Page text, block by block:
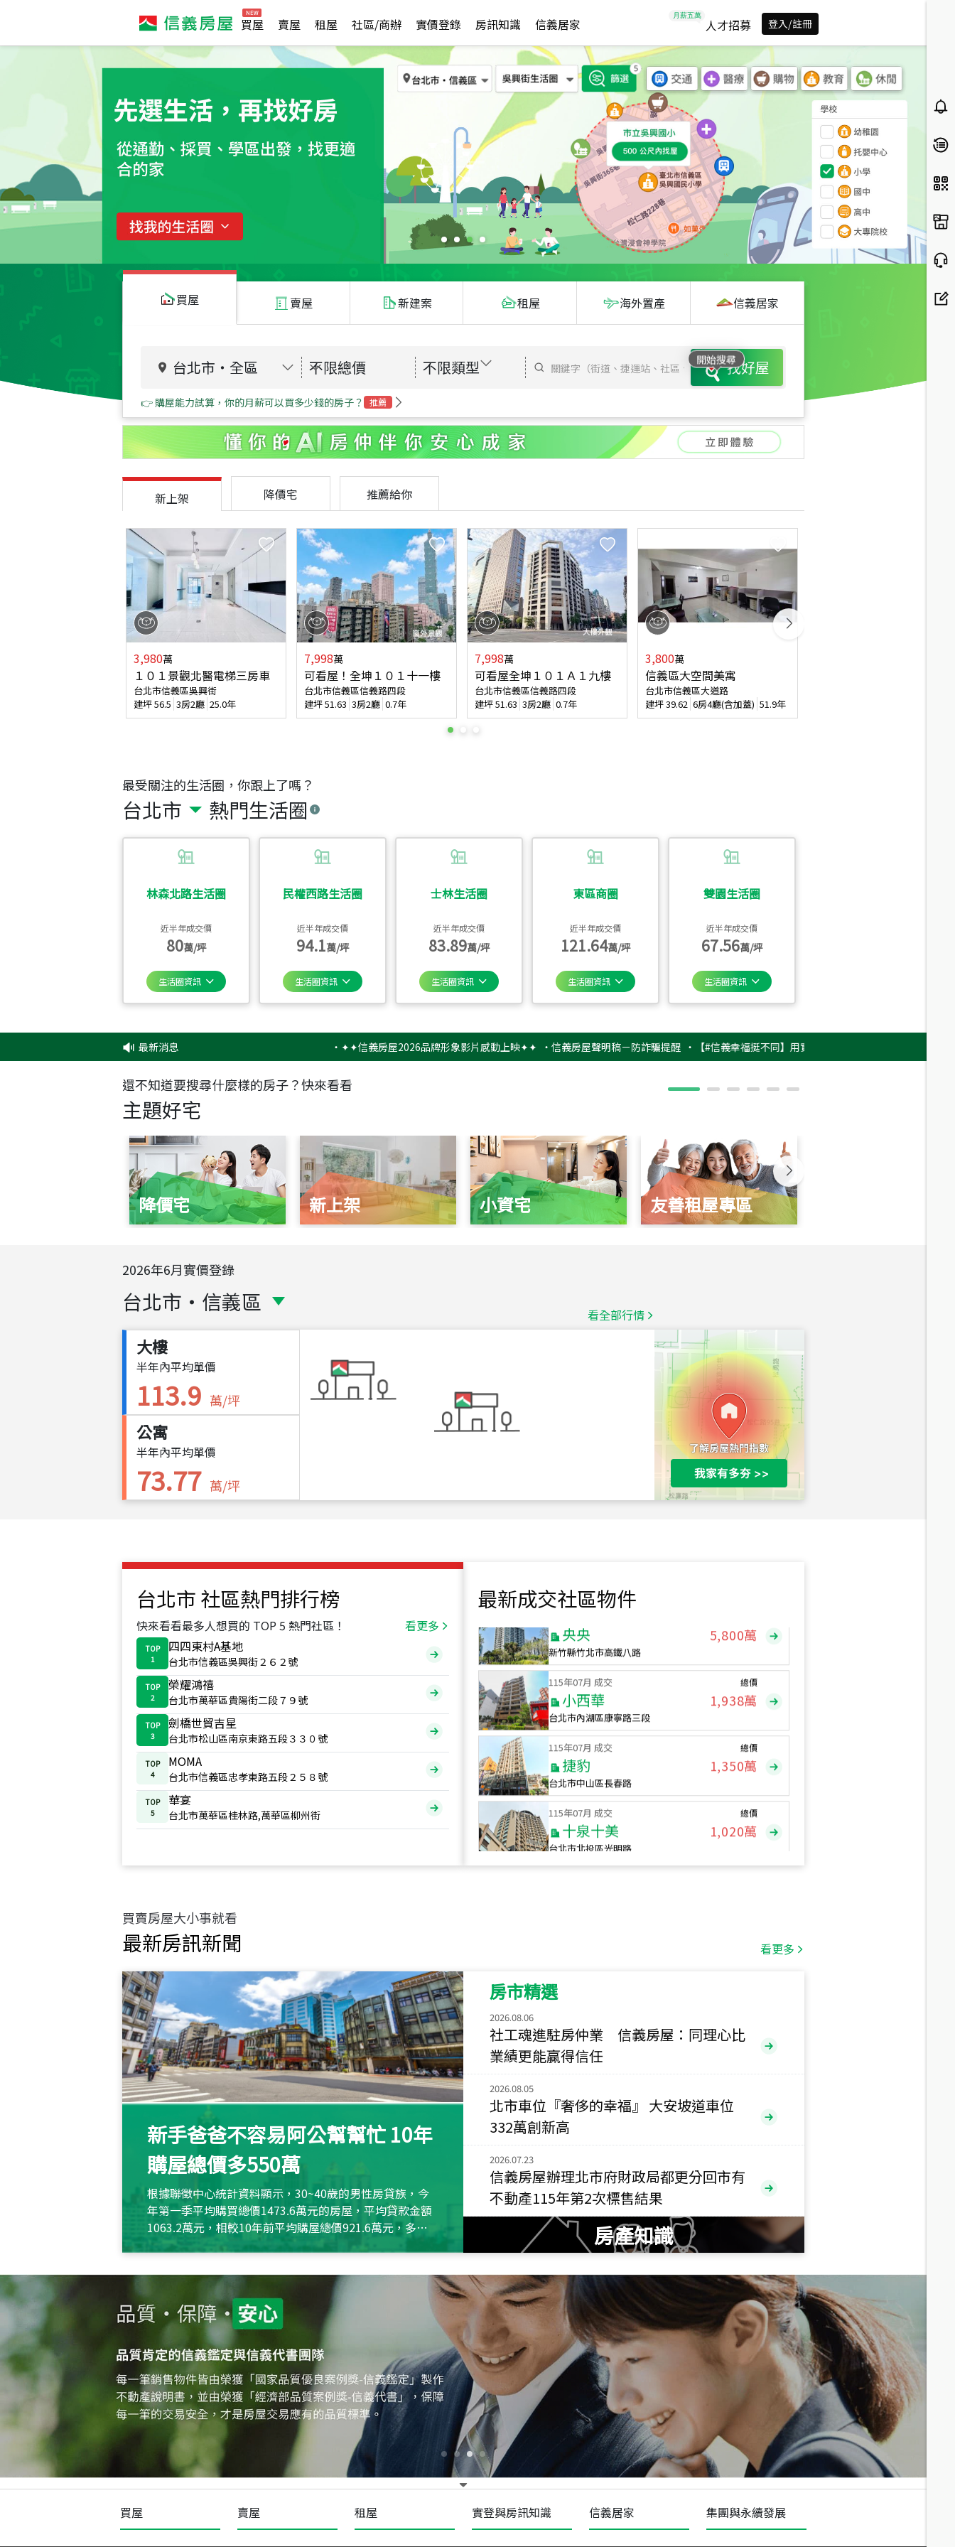
買屋 賣屋 租屋 社區/商辦 實價登錄 房訊知識 信義居家 人才招募 登入/註冊
買屋 賣屋 新建案 租屋 海外置產 信義居家
台北市 ・ 全區 不限總價 不限類型 開始搜尋找好屋
👉 購屋能力試算，你的月薪可以買多少錢的房子？ 推薦
最受關注的生活圈，你跟上了嗎？
台北市 熱門生活圈
林森北路生活圈
近半年成交價
80萬/坪
生活圈資訊
民權西路生活圈
近半年成交價
94.1萬/坪
生活圈資訊
士林生活圈
近半年成交價
83.89萬/坪
生活圈資訊
東區商圈
近半年成交價
121.64萬/坪
生活圈資訊
雙園生活圈
近半年成交價
67.56萬/坪
生活圈資訊
新上架 降價宅 推薦給你
3,980萬
１０１景觀北醫電梯三房車
台北市信義區吳興街
建坪56.5 3房2廳 25.0年
7,998萬
可看屋！全坤１０１十一樓
台北市信義區信義路四段
建坪51.63 3房2廳 0.7年
7,998萬
可看屋全坤１０１Ａ１九樓
台北市信義區信義路四段
建坪51.63 3房2廳 0.7年
3,800萬
信義區大空間美寓
台北市信義區大道路
建坪39.62 6房4廳(含加蓋) 51.9年
最新消息 ✦✦信義房屋2026品牌形象影片感動上映✦✦ ‧信義房屋聲明稿－防詐騙提醒 ‧【#信義幸福挺不同】用實力，讓升職免抽號碼牌！最新雇主品牌
還不知道要搜尋什麼樣的房子？快來看看
主題好宅
降價宅 新上架 小資宅 友善租屋專區
2026年6月實價登錄
台北市 ・ 信義區 看全部行情
大樓
半年內平均單價
113.9 萬/坪
公寓
半年內平均單價
73.77 萬/坪
台北市 社區熱門排行榜
快來看看最多人想買的 TOP 5 熱門社區！ 看更多
TOP
1
四四東村A基地
台北市信義區吳興街２６２號
TOP
2
榮耀鴻禧
台北市萬華區貴陽街二段７９號
TOP
3
劍橋世貿吉星
台北市松山區南京東路五段３３０號
TOP
4
MOMA
台北市信義區忠孝東路五段２５８號
TOP
5
華宴
台北市萬華區桂林路,萬華區柳州街
最新成交社區物件
台北市中山區長春路
1,020萬
總價
490萬
新竹市新竹市慈祥路
總價
1,808萬
115年07月 成交
新竹縣竹北市高鐵八路
115年07月 成交
小西華
台北市內湖區康寧路三段
總價
1,938萬
115年07月 成交
捷豹
台北市中山區長春路
總價
1,350萬
115年07月 成交
十泉十美
台北市北投區光明路
總價
1,020萬
115
新北市永和區環河西路二段
115年07月 成交
央央 5,800萬
115年
小西華 1,938萬
115 07 月 成交
捷豹
台北市中山區長春路
115年07月 成交
十泉十美
台北市北投區光明路
總價
1,020萬
年 07 月 成交
四維天廈
新竹市新竹市四維路
總價
490萬
115 月 成交
菁英典藏
新竹市新竹市慈祥路
1,808
買賣房屋大小事就看
最新房訊新聞 看更多
新手爸爸不容易阿公幫幫忙 10年
購屋總價多550萬
根據聯徵中心統計資料顯示，30~40歲的男性房貸族，今
年第一季平均購買總價1473.6萬元的房屋，平均貸款金額
1063.2萬元，相較10年前平均購屋總價921.6萬元，多出
約550萬元，且貸款金額也多
房市精選
2026.08.06
社工魂進駐房仲業 信義房屋：同理心比
業績更能贏得信任
2026.08.05
北市車位『奢侈的幸福』 大安坡道車位
332萬創新高
2026.07.23
信義房屋辦理北市府財政局都更分回市有
不動產115年第2次標售結果
房產知識
買屋 賣屋 租屋 實登與房訊知識 信義居家 集團與永續發展